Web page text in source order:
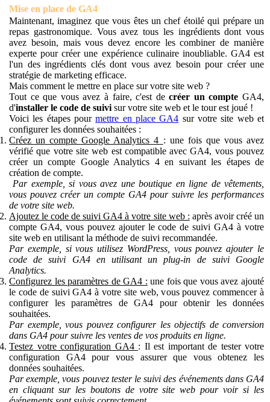
Mise en place de GA4
Maintenant, imaginez que vous êtes un chef étoilé qui prépare un
repas gastronomique. Vous avez tous les ingrédients dont vous
avez besoin, mais vous devez encore les combiner de manière
experte pour créer une expérience culinaire inoubliable. GA4 est
l'un des ingrédients clés dont vous avez besoin pour créer une
stratégie de marketing efficace.
Mais comment le mettre en place sur votre site web ?
Tout ce que vous avez à faire, c'est decréer un compte GA4,
d'installer le code de suivi sur votre site web et le tour est joué !
Voici les étapes pourmettre en place GA4 sur votre site web et
configurer les données souhaitées :
Créez un compte Google Analytics 4 : une fois que vous avez
vérifié que votre site web est compatible avec GA4, vous pouvez
créer un compte Google Analytics 4 en suivant les étapes de
création de compte.
Par exemple, si vous avez une boutique en ligne de vêtements,
vous pouvez créer un compte GA4 pour suivre les performances
de votre site web.
Ajoutez le code de suivi GA4 à votre site web : après avoir créé un
compte GA4, vous pouvez ajouter le code de suivi GA4 à votre
site web en utilisant la méthode de suivi recommandée.
Par exemple, si vous utilisez WordPress, vous pouvez ajouter le
code de suivi GA4 en utilisant un plug-in de suivi Google
Analytics.
Configurez les paramètres de GA4 : une fois que vous avez ajouté
le code de suivi GA4 à votre site web, vous pouvez commencer à
configurer les paramètres de GA4 pour obtenir les données
souhaitées.
Par exemple, vous pouvez configurer les objectifs de conversion
dans GA4 pour suivre les ventes de vos produits en ligne.
Testez votre configuration GA4 : Il est important de tester votre
configuration GA4 pour vous assurer que vous obtenez les
données souhaitées.
Par exemple, vous pouvez tester le suivi des événements dans GA4
en cliquant sur les boutons de votre site web pour voir si les